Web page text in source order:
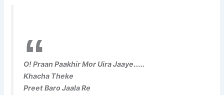
O! Praan Paakhir Mor Uira Jaaye……
Khacha Theke
Preet Baro Jaala Re